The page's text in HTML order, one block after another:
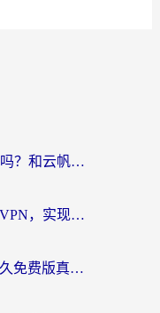
海外党必看：穿梭VPN好用吗？和云帆VPN对比哪个回国效果更好？附真实测评+避坑指南
海外党必看：如何选对国内VPN，实现无缝访问国内资源？
海外党必看：加速器下载永久免费版真的存在吗？教你无缝访问国内资源的正确姿势